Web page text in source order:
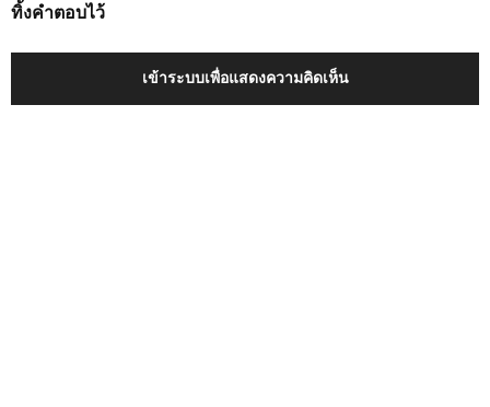
ทิ้งคำตอบไว้
เข้าระบบเพื่อแสดงความคิดเห็น